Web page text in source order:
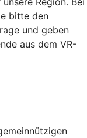
bitte den
und geben
aus dem VR-